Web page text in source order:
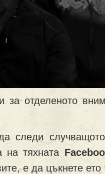
за отделеното
следи
на тяхната
е да цъкнете ето